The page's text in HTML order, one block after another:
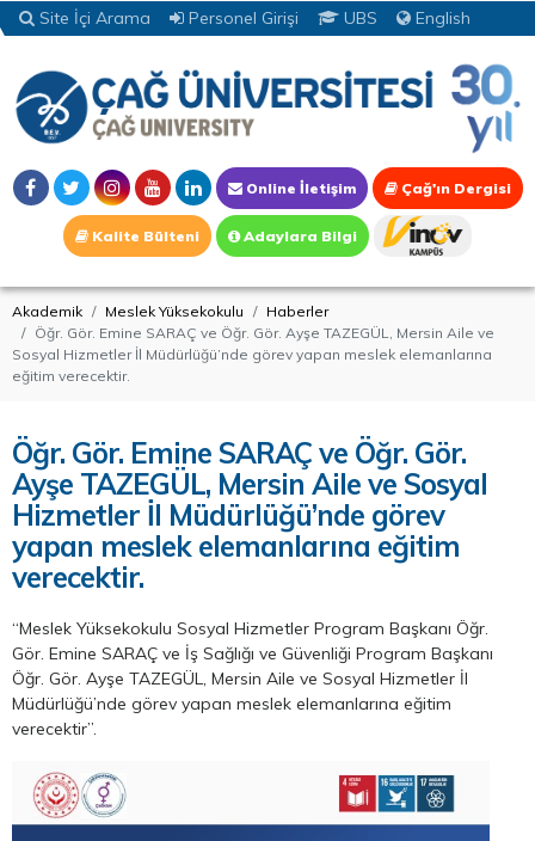
Site İçi Arama Personel Girişi UBS English
Online İletişim Çağ'ın Dergisi
Kalite Bülteni Adaylara Bilgi
Akademik Meslek Yüksekokulu
Haberler
Öğr. Gör. Emine SARAÇ ve Öğr. Gör. Ayşe TAZEGÜL, Mersin Aile ve
Sosyal Hizmetler İl Müdürlüğü’nde görev yapan meslek elemanlarına
eğitim verecektir.
Öğr. Gör. Emine SARAÇ ve Öğr. Gör.
Ayşe TAZEGÜL, Mersin Aile ve Sosyal
Hizmetler İl Müdürlüğü’nde görev
yapan meslek elemanlarına eğitim
verecektir.
“Meslek Yüksekokulu Sosyal Hizmetler Program Başkanı Öğr.
Gör. Emine SARAÇ ve İş Sağlığı ve Güvenliği Program Başkanı
Öğr. Gör. Ayşe TAZEGÜL, Mersin Aile ve Sosyal Hizmetler İl
Müdürlüğü’nde görev yapan meslek elemanlarına eğitim
verecektir”.